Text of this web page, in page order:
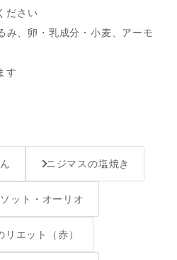
ださい
み、卵・乳成分・小麦、アーモ
す
ニジマスの塩焼き
ット・オーリオ
リエット（赤）